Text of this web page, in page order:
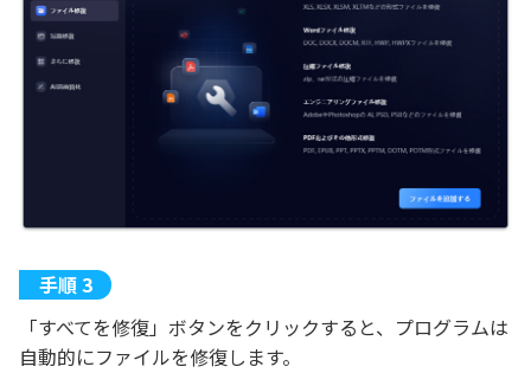
「すべてを修復」ボタンをクリックすると、プログラムは
自動的にファイルを修復します。